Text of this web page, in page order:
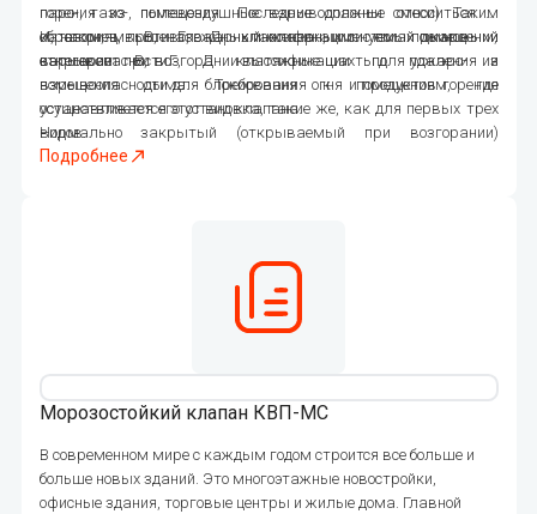
паро-, газо-, пылевоздушные взрывоопасные смеси). Таким
образом, в вышеназванных инженерных системах помещений
категории В, Г, Д классификации по пожаро- и
взрывоопасности для блокирования огня и продуктов горения
устанавливается этот вид клапана.
Нормально закрытый (открываемый при возгорании)
противопожарный клапан автоматически открывает проемы
вышеназванной категории пожаро- и взрывоопасности.
горения из помещения. Последние должны относиться к
категориям В, Г, Д классификации по пожаро- и
взрывоопасности.
И, наконец, противопожарный клапан, именуемый дымовым,
открывает при возгорании вытяжные шахты для удаления из
помещения дыма. Требования к помещениям, где
осуществляется его установка, такие же, как для первых трех
видов.
Подробнее
Морозостойкий клапан КВП-МС
В современном мире с каждым годом строится все больше и
больше новых зданий. Это многоэтажные новостройки,
офисные здания, торговые центры и жилые дома. Главной